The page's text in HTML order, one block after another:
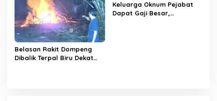
Belasan Rakit Dompeng
Dibalik Terpal Biru Dekat
Keluarga Oknum Pejabat
Dapat Gaji Besar,